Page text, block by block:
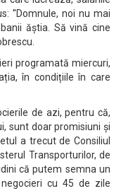
''Domnule, noi nu mai
ăștia. Să vină cine
programată miercuri,
în condițiile în care
de azi, pentru că,
sunt doar promisiuni și
a trecut de Consiliul
Transporturilor, de
că putem semna un
cu 45 de zile